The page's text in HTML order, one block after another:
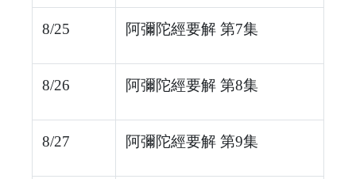
8/25 阿彌陀經要解 第7集
8/26 阿彌陀經要解 第8集
8/27 阿彌陀經要解 第9集